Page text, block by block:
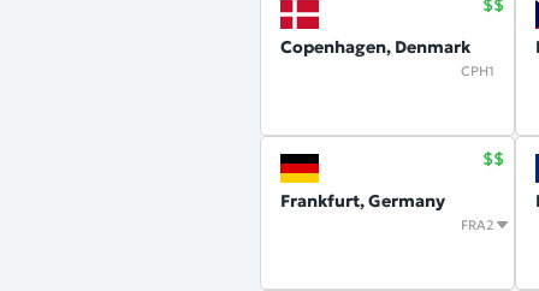
Copenhagen, Denmark
CPH1
Frankfurt, Germany
FRA2